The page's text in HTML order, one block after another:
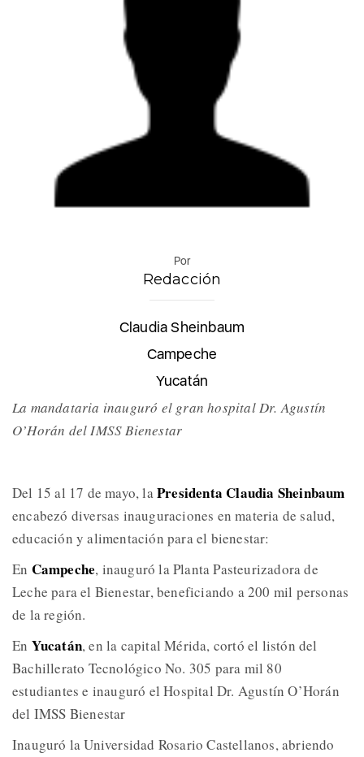
Por
Redacción
Claudia Sheinbaum
Campeche
Yucatán
La mandataria inauguró el gran hospital Dr. Agustín
O’Horán del IMSS Bienestar
Del 15 al 17 de mayo, laPresidenta Claudia Sheinbaum
encabezó diversas inauguraciones en materia de salud,
educación y alimentación para el bienestar:
En Campeche, inauguró la Planta Pasteurizadora de
Leche para el Bienestar, beneficiando a 200 mil personas
de la región.
En Yucatán, en la capital Mérida, cortó el listón del
Bachillerato Tecnológico No. 305 para mil 80
estudiantes e inauguró el Hospital Dr. Agustín O’Horán
del IMSS Bienestar
Inauguró la Universidad Rosario Castellanos, abriendo